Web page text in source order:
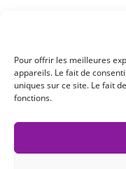
Pour offrir les meilleures
appareils. Le fait de
uniques sur ce site. Le fait
fonctions.